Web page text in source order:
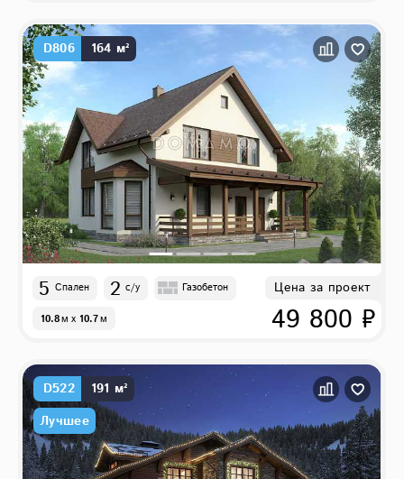
D806 164 м²
5 Спален 2 с/у Газобетон
10.8м x 10.7м
Цена за проект
49 800 ₽
D522
191 м²
Лучшее